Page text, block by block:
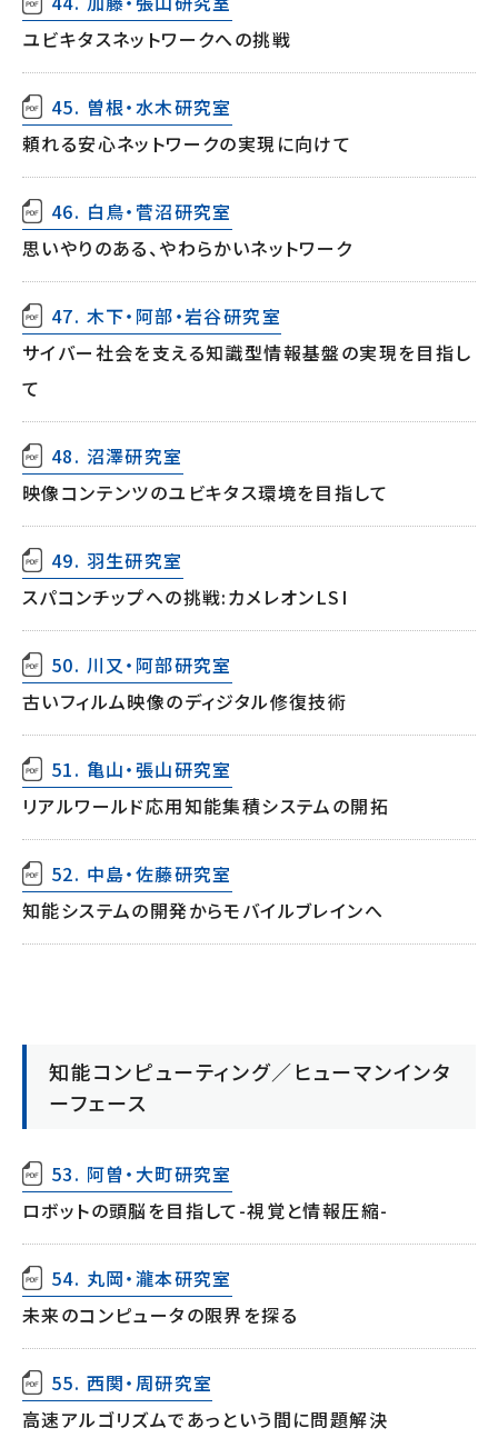
ユビキタスネットワークへの挑戦
45. 曽根・水木研究室
頼れる安心ネットワークの実現に向けて
46. 白鳥・菅沼研究室
思いやりのある、やわらかいネットワーク
47. 木下・阿部・岩谷研究室
サイバー社会を支える知識型情報基盤の実現を目指し
て
48. 沼澤研究室
映像コンテンツのユビキタス環境を目指して
49. 羽生研究室
スパコンチップへの挑戦:カメレオンLSI
50. 川又・阿部研究室
古いフィルム映像のディジタル修復技術
51. 亀山・張山研究室
リアルワールド応用知能集積システムの開拓
52. 中島・佐藤研究室
知能システムの開発からモバイルブレインへ
知能コンピューティング／ヒューマンインタ
ーフェース
53. 阿曽・大町研究室
ロボットの頭脳を目指して-視覚と情報圧縮-
54. 丸岡・瀧本研究室
未来のコンピュータの限界を探る
55. 西関・周研究室
高速アルゴリズムであっという間に問題解決